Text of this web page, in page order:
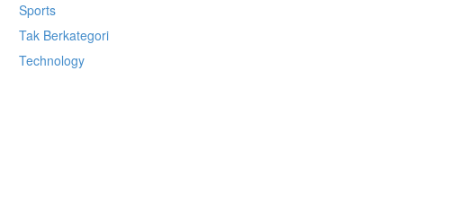
Sports
Tak Berkategori
Technology